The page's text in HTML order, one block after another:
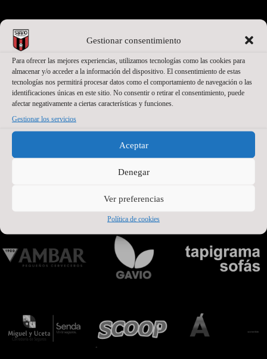
Gestionar consentimiento
Para ofrecer las mejores experiencias, utilizamos tecnologías como las cookies para
almacenar y/o acceder a la información del dispositivo. El consentimiento de estas
tecnologías nos permitirá procesar datos como el comportamiento de navegación o las
identificaciones únicas en este sitio. No consentir o retirar el consentimiento, puede
afectar negativamente a ciertas características y funciones.
Gestionar los servicios
Aceptar
Denegar
Ver preferencias
Política de cookies
PATROCINADORES OFICIALES PREMIUM